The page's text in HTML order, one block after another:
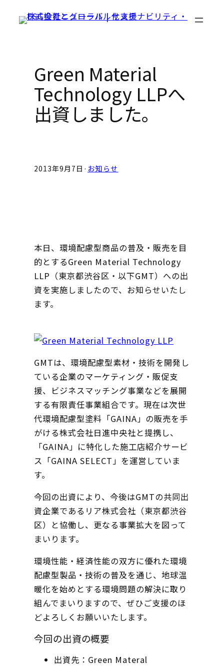
Green Material
Technology LLPへ
出資しました。
2013年9月7日 · お知らせ
本日、環境配慮型商品の普及・販売を目
的とするGreen Material Technology
LLP（東京都渋谷区・以下GMT）への出
資を実施しましたので、お知らせいたし
ます。
GMTは、環境配慮型素材・技術を開発し
ている企業のマーケティング・販促支
援、ビジネスマッチング事業などを展開
する有限責任事業組合です。現在は次世
代環境配慮型塗料「GAINA」の販売を手
がける株式会社日進中央社と提携し、
「GAINA」に特化した施工店紹介サービ
ス「GAINA SELECT」を運営していま
す。
今回の出資により、今後はGMTの共同出
資企業であるリア株式会社（東京都渋谷
区）と協働し、更なる事業拡大を図って
まいります。
環境性能・経済性能の双方に優れた環境
配慮型製品・技術の普及を通じ、地球温
暖化を始めとする環境問題の解決に取り
組んでまいりますので、ぜひご支援のほ
どよろしくお願いいたします。
今回の出資の概要
出資先：Green Materal